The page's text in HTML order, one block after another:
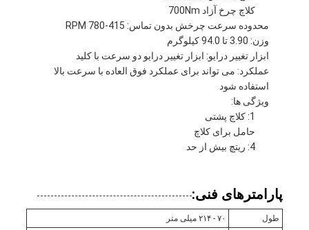
کلاچ چرخ آزاد 700Nm
محدوده سرعت چرخش بدون تماس: 415-780 RPM
وزن: 3.90 تا 94.0 کیلوگرم
ابزار تغییر درایو: ابزار تغییر درایو دو سرعت با کلید
عملکرد: می تواند برای عملکرد فوق العاده با سرعت بالا
استفاده شود
ویژگی ها:
1: کلاچ پشتی
حامل برای کلاچ
4: ریتچ بیش از حد
پارامترهای فنی:
طول
۷۰ - ۲۱۴ میلی متر